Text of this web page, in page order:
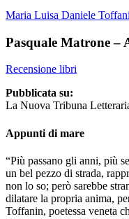
Maria Luisa Daniele
Pasquale Matrone –
Recensione libri
Pubblicata su:
La Nuova Tribuna
Appunti di mare
“Più passano gli anni, più
un bel pezzo di strada,
non lo so; però sarebbe
dilatare la propria anima,
Toffanin, poetessa veneta